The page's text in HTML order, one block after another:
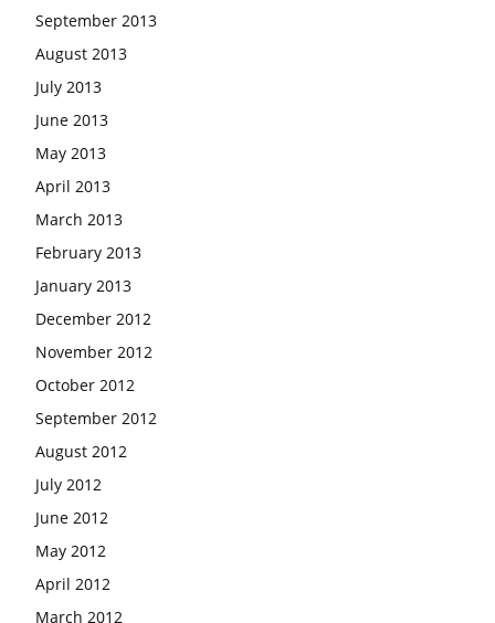
September 2013
August 2013
July 2013
June 2013
May 2013
April 2013
March 2013
February 2013
January 2013
December 2012
November 2012
October 2012
September 2012
August 2012
July 2012
June 2012
May 2012
April 2012
March 2012